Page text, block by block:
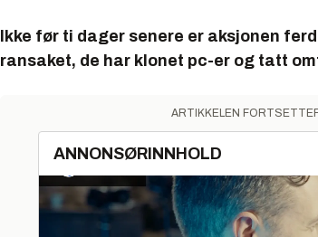
Ikke før ti dager senere er aksjonen
ransaket, de har klonet pc-er og tatt
ARTIKKELEN
ANNONSØRINNHOLD